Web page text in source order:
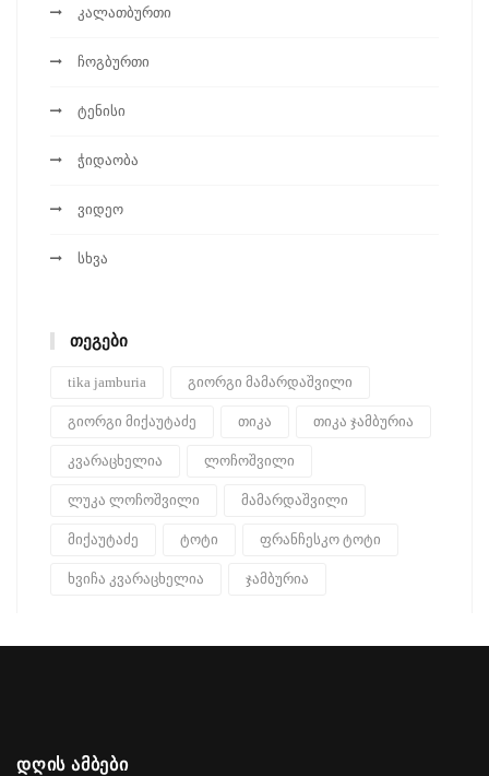
კალათბურთი
ჩოგბურთი
ტენისი
ჭიდაობა
ვიდეო
სხვა
ᲗᲔᲒᲔᲑᲘ
tika jamburia გიორგი მამარდაშვილი
გიორგი მიქაუტაძე თიკა თიკა ჯამბურია
კვარაცხელია ლოჩოშვილი
ლუკა ლოჩოშვილი მამარდაშვილი
მიქაუტაძე ტოტი ფრანჩესკო ტოტი
ხვიჩა კვარაცხელია ჯამბურია
ᲓᲦᲘᲡ ᲐᲛᲑᲔᲑᲘ